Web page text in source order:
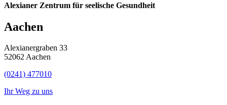
Alexianer Zentrum für seelische Gesundheit
Aachen
Alexianergraben 33
52062 Aachen
(0241) 477010
Ihr Weg zu uns